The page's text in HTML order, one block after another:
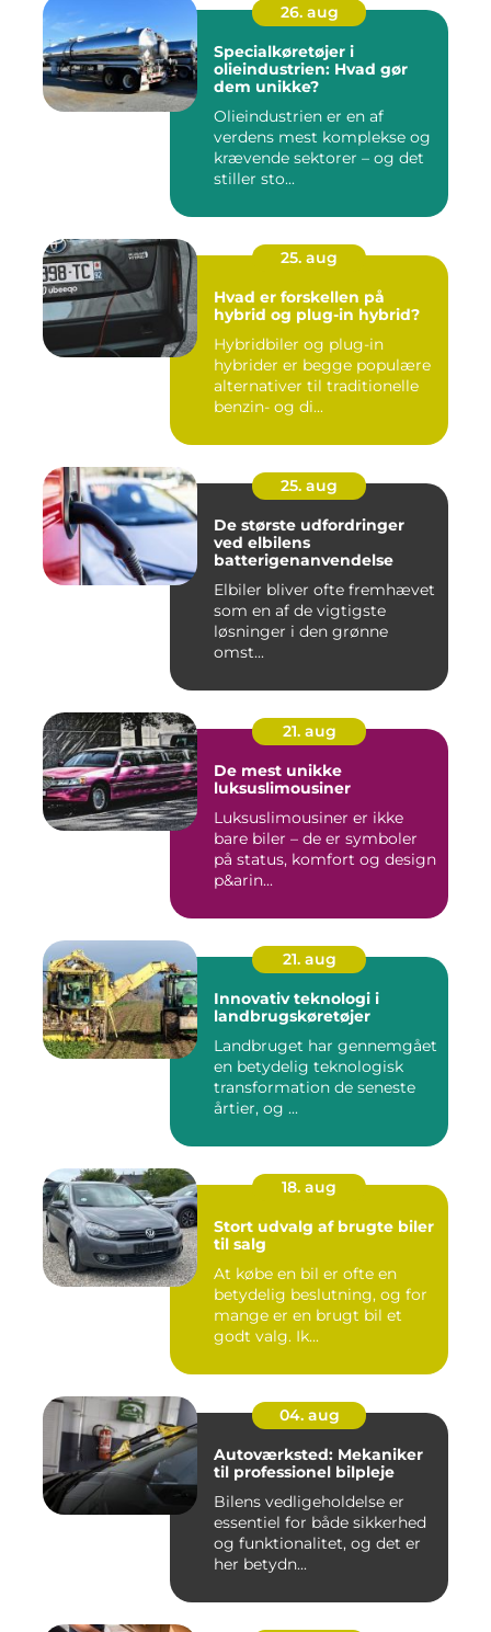
26. aug
Specialkøretøjer i
olieindustrien: Hvad gør
dem unikke?
Olieindustrien er en af
verdens mest komplekse og
krævende sektorer – og det
stiller sto...
25. aug
Hvad er forskellen på
hybrid og plug-in hybrid?
Hybridbiler og plug-in
hybrider er begge populære
alternativer til traditionelle
benzin- og di...
25. aug
De største udfordringer
ved elbilens
batterigenanvendelse
Elbiler bliver ofte fremhævet
som en af de vigtigste
løsninger i den grønne
omst...
21. aug
De mest unikke
luksuslimousiner
Luksuslimousiner er ikke
bare biler – de er symboler
på status, komfort og design
p&arin...
21. aug
Innovativ teknologi i
landbrugskøretøjer
Landbruget har gennemgået
en betydelig teknologisk
transformation de seneste
årtier, og ...
18. aug
Stort udvalg af brugte biler
til salg
At købe en bil er ofte en
betydelig beslutning, og for
mange er en brugt bil et
godt valg. Ik...
04. aug
Autoværksted: Mekaniker
til professionel bilpleje
Bilens vedligeholdelse er
essentiel for både sikkerhed
og funktionalitet, og det er
her betydn...